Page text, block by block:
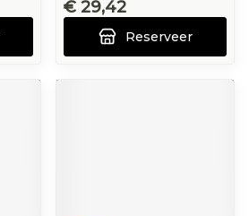
€ 29,42
Reserveer